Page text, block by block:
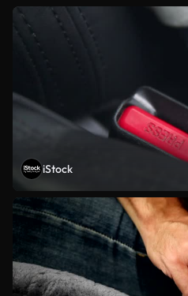
iStock